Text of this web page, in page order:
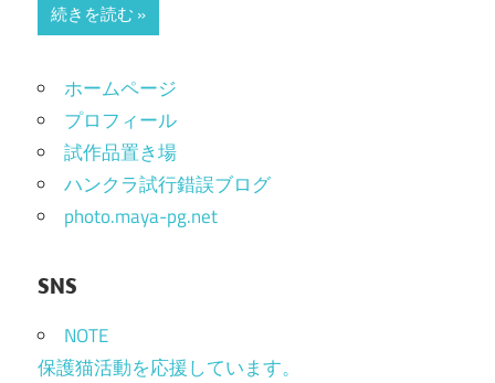
続きを読む
ホームページ
プロフィール
試作品置き場
ハンクラ試行錯誤ブログ
photo.maya-pg.net
SNS
NOTE
保護猫活動を応援しています。